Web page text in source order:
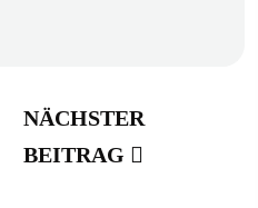
NÄCHSTER
BEITRAG